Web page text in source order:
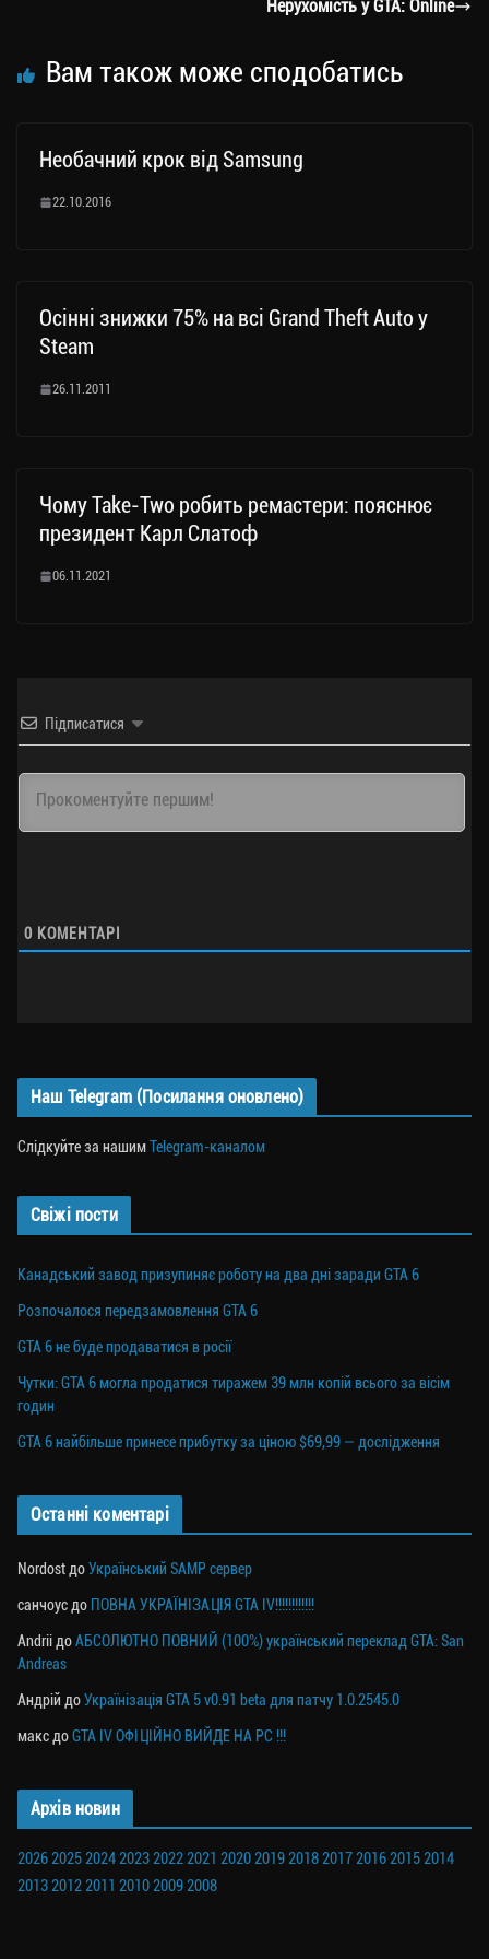
Нерухомість у GTA: Online
Вам також може сподобатись
Необачний крок від Samsung
22.10.2016
Осінні знижки 75% на всі Grand Theft Auto у
Steam
26.11.2011
Чому Take-Two робить ремастери: пояснює
президент Карл Слатоф
06.11.2021
Підписатися
0 КОМЕНТАРІ
Наш Telegram (Посилання оновлено)
Слідкуйте за нашимTelegram-каналом
Свіжі пости
Канадський завод призупиняє роботу на два дні заради GTA 6
Розпочалося передзамовлення GTA 6
GTA 6 не буде продаватися в росії
Чутки: GTA 6 могла продатися тиражем 39 млн копій всього за вісім
годин
GTA 6 найбільше принесе прибутку за ціною $69,99 — дослідження
Останні коментарі
Nordost доУкраїнський SAMP сервер
санчоус до ПОВНА УКРАЇНІЗАЦІЯ GTA IV!!!!!!!!!!!!
Andrii доАБСОЛЮТНО ПОВНИЙ (100%) український переклад GTA: San
Andreas
Андрій доУкраїнізація GTA 5 v0.91 beta для патчу 1.0.2545.0
макс доGTA IV ОФІЦІЙНО ВИЙДЕ НА PC !!!
Архів новин
202620252024202320222021 2020201920182017201620152014
201320122011 201020092008